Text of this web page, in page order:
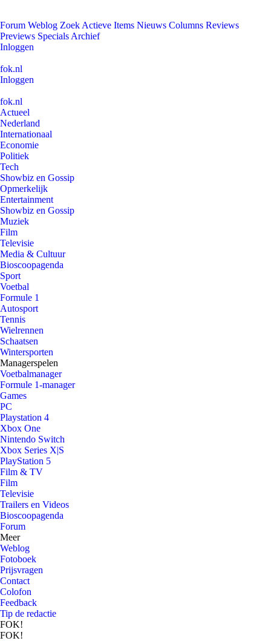
Forum Weblog Zoek Actieve Items Nieuws Columns Reviews
Previews Specials Archief
Inloggen
fok.nl
Inloggen
fok.nl
Actueel
Nederland
Internationaal
Economie
Politiek
Tech
Showbiz en Gossip
Opmerkelijk
Entertainment
Showbiz en Gossip
Muziek
Film
Televisie
Media & Cultuur
Bioscoopagenda
Sport
Voetbal
Formule 1
Autosport
Tennis
Wielrennen
Schaatsen
Wintersporten
Managerspelen
Voetbalmanager
Formule 1-manager
Games
PC
Playstation 4
Xbox One
Nintendo Switch
Xbox Series X|S
PlayStation 5
Film & TV
Film
Televisie
Trailers en Videos
Bioscoopagenda
Forum
Meer
Weblog
Fotoboek
Prijsvragen
Contact
Colofon
Feedback
Tip de redactie
FOK!
FOK!